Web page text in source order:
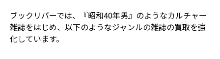
ブックリバーでは、『昭和40年男』のようなカルチャー
雑誌をはじめ、以下のようなジャンルの雑誌の買取を強
化しています。